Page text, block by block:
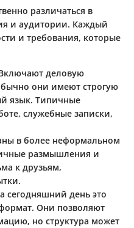
различаться в
и аудитории. Каждый
и требования, которые
деловую
они имеют строгую
язык. Типичные
служебные записки,
в более неформальном
размышления и
к друзьям,
сегодняшний день это
Они позволяют
но структура может